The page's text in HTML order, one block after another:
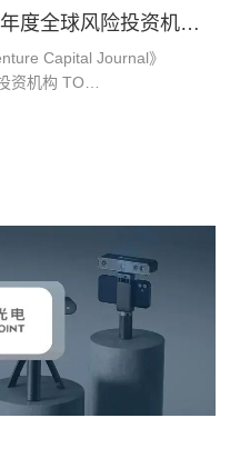
钟鼎资本入选 VCJ「2022 年度全球风险投资机构 TOP 25」
Capital Journal》
资机构 TO…